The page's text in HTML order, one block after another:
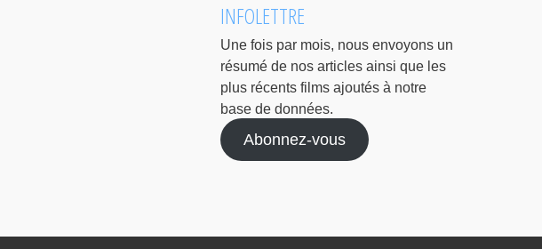
INFOLETTRE
Une fois par mois, nous envoyons un
résumé de nos articles ainsi que les
plus récents films ajoutés à notre
base de données.
Abonnez-vous